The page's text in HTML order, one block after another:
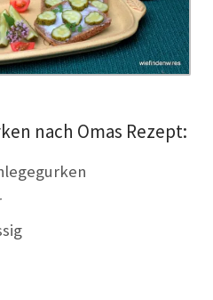
nach Omas Rezept: